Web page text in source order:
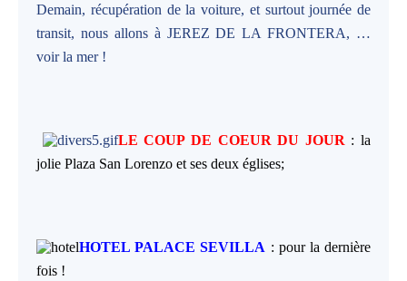
Demain, récupération de la voiture, et surtout journée de
transit, nous allons à JEREZ DE LA FRONTERA, …
voir la mer !
LE COUP DE COEUR DU JOUR : la
jolie Plaza San Lorenzo et ses deux églises;
HOTEL PALACE SEVILLA : pour la dernière
fois !